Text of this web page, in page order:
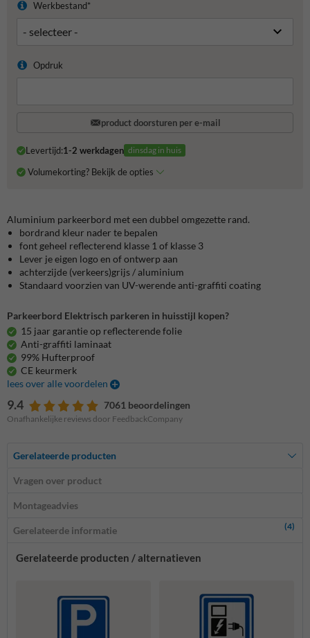
Werkbestand*
Opdruk
product doorsturen per e-mail
Levertijd:1-2 werkdagen dinsdag in huis
Volumekorting? Bekijk de opties
Aluminium parkeerbord met een dubbel omgezette rand.
bordrand kleur nader te bepalen
font geheel reflecterend klasse 1 of klasse 3
Lever je eigen logo en of ontwerp aan
achterzijde (verkeers)grijs / aluminium
Standaard voorzien van UV-werende anti-graffiti coating
Parkeerbord Elektrisch parkeren in huisstijl kopen?
15 jaar garantie op reflecterende folie
Anti-graffiti laminaat
99% Hufterproof
CE keurmerk
lees over alle voordelen
9.4 7061 beoordelingen
Onafhankelijke reviews door FeedbackCompany
Gerelateerde producten
Vragen over product
Montageadvies
Gerelateerde informatie (4)
Gerelateerde producten / alternatieven